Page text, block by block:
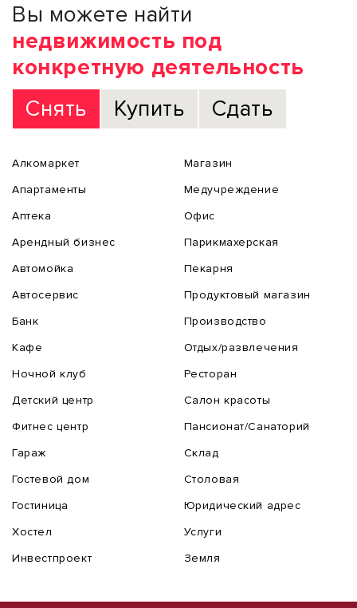
Вы можете найти
недвижимость под
конкретную деятельность
Снять
Купить Сдать
Алкомаркет
Апартаменты
Аптека
Арендный бизнес
Автомойка
Автосервис
Банк
Кафе
Ночной клуб
Детский центр
Фитнес центр
Гараж
Гостевой дом
Гостиница
Хостел
Инвестпроект
Магазин
Медучреждение
Офис
Парикмахерская
Пекарня
Продуктовый магазин
Производство
Отдых/развлечения
Ресторан
Салон красоты
Пансионат/Санаторий
Склад
Столовая
Юридический адрес
Услуги
Земля